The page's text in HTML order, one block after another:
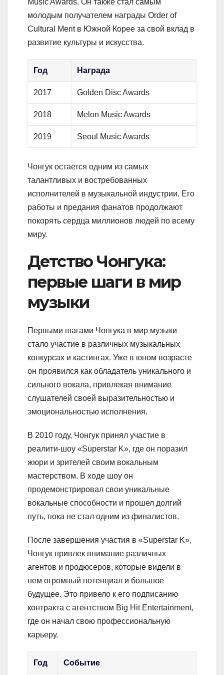
молодым получателем награды Order of
Cultural Merit в Южной Корее за свой вклад в
развитие культуры и искусства.
Год Награда
2017 Golden Disc Awards
2018 Melon Music Awards
2019 Seoul Music Awards
Чонгук остается одним из самых
талантливых и востребованных
исполнителей в музыкальной индустрии. Его
работы и предания фанатов продолжают
покорять сердца миллионов людей по всему
миру.
Детство Чонгука:
первые шаги в мир
музыки
Первыми шагами Чонгука в мир музыки
стало участие в различных музыкальных
конкурсах и кастингах. Уже в юном возрасте
он проявился как обладатель уникального и
сильного вокала, привлекая внимание
слушателей своей выразительностью и
эмоциональностью исполнения.
В 2010 году, Чонгук принял участие в
реалити-шоу «Superstar K», где он поразил
жюри и зрителей своим вокальным
мастерством. В ходе шоу он
продемонстрировал свои уникальные
вокальные способности и прошел долгий
путь, пока не стал одним из финалистов.
После завершения участия в «Superstar K»,
Чонгук привлек внимание различных
агентов и продюсеров, которые видели в
нем огромный потенциал и большое
будущее. Это привело к его подписанию
контракта с агентством Big Hit Entertainment,
где он начал свою профессиональную
карьеру.
Год Событие